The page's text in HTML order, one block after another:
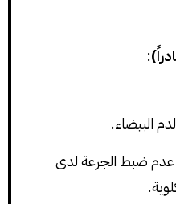
:
البيضاء.
ضبط الجرعة لدى